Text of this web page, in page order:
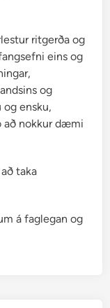
ritgerða og
eins og
og
ensku,
nokkur dæmi
taka
á faglegan og